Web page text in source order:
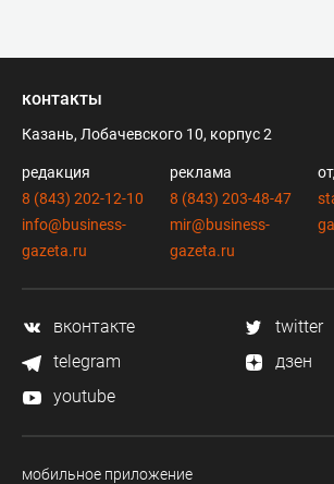
контакты
Казань, Лобачевского 10, корпус 2
редакция
8 (843) 202-12-10
info@business-
gazeta.ru
реклама
8 (843) 203-48-47
mir@business-
gazeta.ru
вконтакте
twitter
telegram
дзен
youtube
мобильное приложение